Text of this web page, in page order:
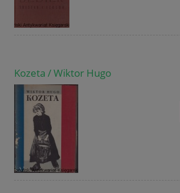
Kozeta / Wiktor Hugo